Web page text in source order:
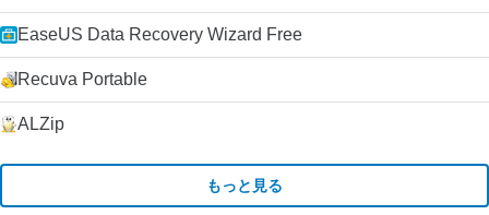
EaseUS Data Recovery Wizard Free
Recuva Portable
ALZip
もっと見る